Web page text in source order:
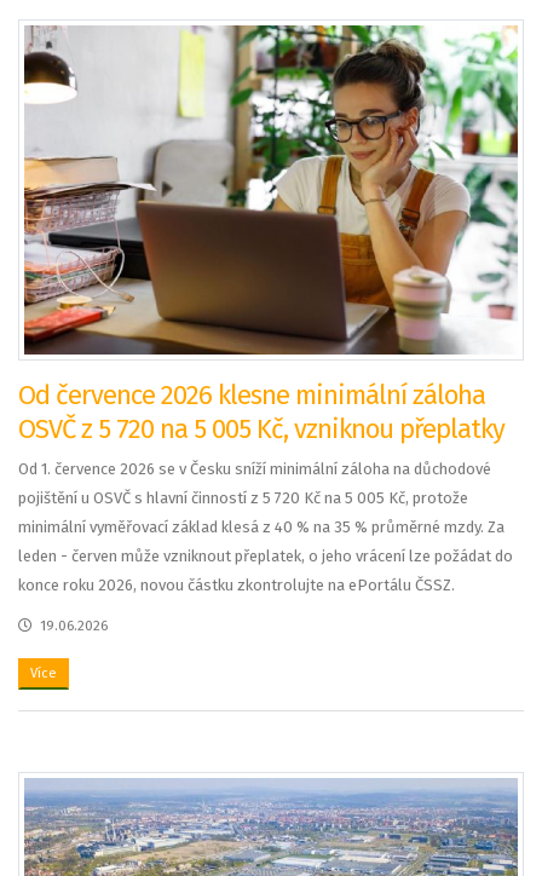
Od července 2026 klesne minimální záloha
OSVČ z 5 720 na 5 005 Kč, vzniknou přeplatky
Od 1. července 2026 se v Česku sníží minimální záloha na důchodové
pojištění u OSVČ s hlavní činností z 5 720 Kč na 5 005 Kč, protože
minimální vyměřovací základ klesá z 40 % na 35 % průměrné mzdy. Za
leden - červen může vzniknout přeplatek, o jeho vrácení lze požádat do
konce roku 2026, novou částku zkontrolujte na ePortálu ČSSZ.
19.06.2026
Více